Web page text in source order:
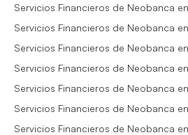
Servicios Financieros de Neobanca
Servicios Financieros de Neobanca
Servicios Financieros de Neobanca
Servicios Financieros de Neobanca
Servicios Financieros de Neobanca
Servicios Financieros de Neobanca
Servicios Financieros de Neobanca